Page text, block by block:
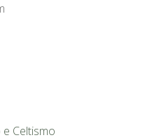
Celtismo